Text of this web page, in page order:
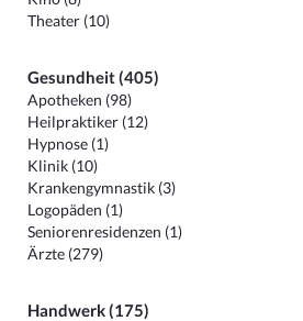
Theater (10)
Gesundheit (405)
Apotheken (98)
Heilpraktiker (12)
Hypnose (1)
Klinik (10)
Krankengymnastik (3)
Logopäden (1)
Seniorenresidenzen (1)
Ärzte (279)
Handwerk (175)